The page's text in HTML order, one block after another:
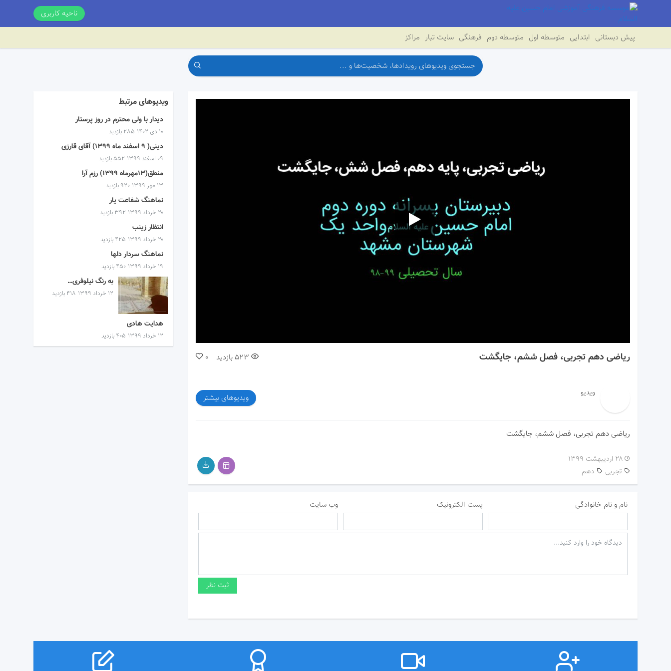
ناحیه کاربری
پیش دبستانی ابتدایی متوسطه اول متوسطه دوم فرهنگی سایت تبار مراکز
ریاضی دهم تجربی، فصل ششم، جایگشت 0 523 بازدید
ویدیو ویدیوهای بیشتر
ریاضی دهم تجربی، فصل ششم، جایگشت
۲۸ اردیبهشت ۱۳۹۹
تجربی
دهم
نام و نام خانوادگی پست الکترونیک وب سایت
ویدیوهای مرتبط
دیدار با ولی محترم در روز پرستار
۱۰ دی ۱۴۰۲ 285 بازدید
دینی( ۹ اسفند ماه ۱۳۹۹) آقای قارزی
۰۹ اسفند ۱۳۹۹ 552 بازدید
منطق(۱۳مهرماه ۱۳۹۹) رزم آرا
۱۳ مهر ۱۳۹۹ 920 بازدید
نماهنگ شفاعت یار
۲۰ خرداد ۱۳۹۹ 392 بازدید
انتظار زینب
۲۰ خرداد ۱۳۹۹ 425 بازدید
نماهنگ سردار دلها
۱۹ خرداد ۱۳۹۹ 450 بازدید
به رنگ نیلوفری…
۱۲ خرداد ۱۳۹۹ 418 بازدید
هدایت هادی
۱۲ خرداد ۱۳۹۹ 405 بازدید